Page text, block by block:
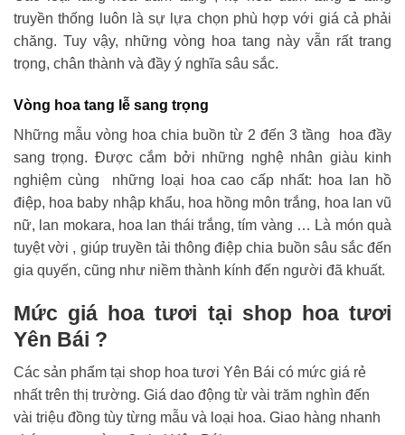
truyền thống luôn là sự lựa chọn phù hợp với giá cả phải
chăng. Tuy vậy, những vòng hoa tang này vẫn rất trang
trọng, chân thành và đầy ý nghĩa sâu sắc.
Vòng hoa tang lễ sang trọng
Những mẫu vòng hoa chia buồn từ 2 đến 3 tầng hoa đầy
sang trọng. Được cắm bởi những nghệ nhân giàu kinh
nghiệm cùng những loại hoa cao cấp nhất: hoa lan hồ
điệp, hoa baby nhập khẩu, hoa hồng môn trắng, hoa lan vũ
nữ, lan mokara, hoa lan thái trắng, tím vàng … Là món quà
tuyệt vời , giúp truyền tải thông điệp chia buồn sâu sắc đến
gia quyến, cũng như niềm thành kính đến người đã khuất.
Mức giá hoa tươi tại shop hoa tươi
Yên Bái ?
Các sản phẩm tại shop hoa tươi Yên Bái có mức giá rẻ
nhất trên thị trường. Giá dao động từ vài trăm nghìn đến
vài triệu đồng tùy từng mẫu và loại hoa. Giao hàng nhanh